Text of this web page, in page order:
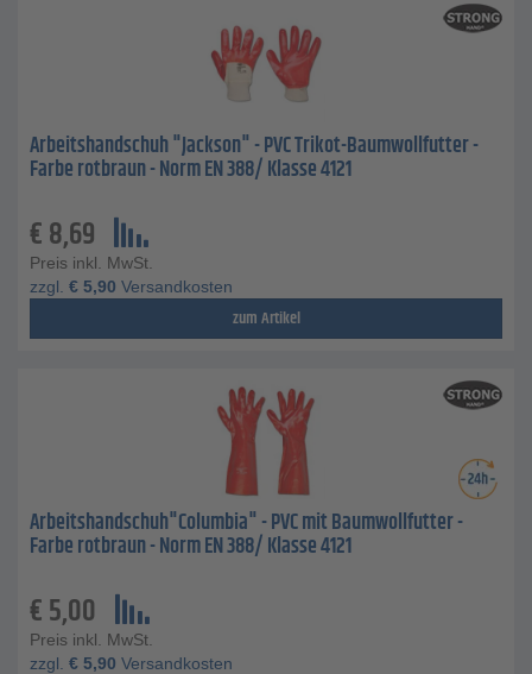
Arbeitshandschuh "Jackson" - PVC Trikot-Baumwollfutter -
Farbe rotbraun - Norm EN 388/ Klasse 4121
€8,69
Preis inkl. MwSt.
zzgl. € 5,90 Versandkosten
zum Artikel
Arbeitshandschuh"Columbia" - PVC mit Baumwollfutter -
Farbe rotbraun - Norm EN 388/ Klasse 4121
€5,00
Preis inkl. MwSt.
zzgl. € 5,90 Versandkosten